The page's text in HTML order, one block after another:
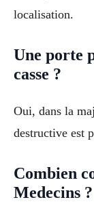
localisation.
Une porte
casse ?
Oui, dans la
destructive est
Combien
Medecins ?